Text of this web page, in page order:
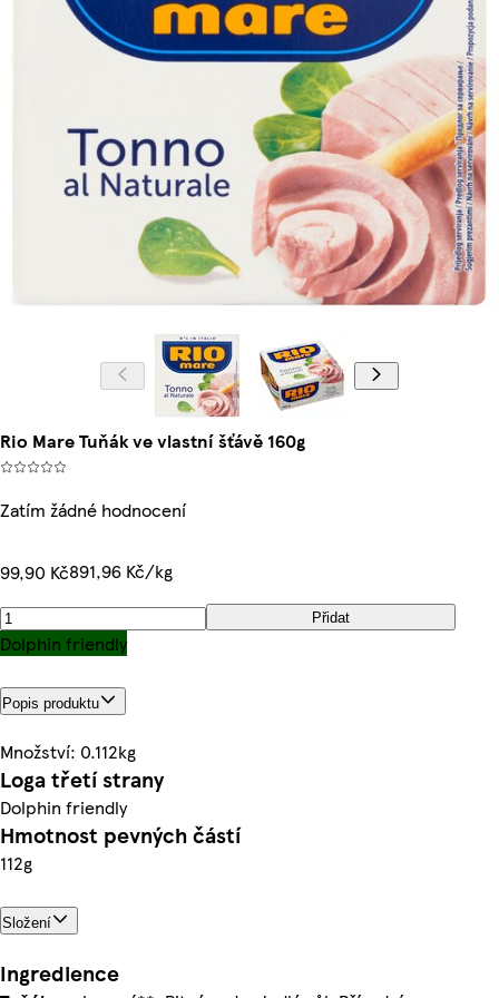
Rio Mare Tuňák ve vlastní šťávě 160g
Zatím žádné hodnocení
99,90 Kč891,96 Kč/kg
Přidat
Dolphin friendly
Popis produktu
Množství: 0.112kg
Loga třetí strany
Dolphin friendly
Hmotnost pevných částí
112g
Složení
Ingredience